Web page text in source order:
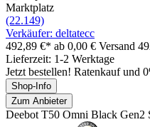
Marktplatz
(22.149)
Verkäufer: deltatecc
492,89 €* ab 0,00 € Versand
Lieferzeit: 1-2 Werktage
Jetzt bestellen! Ratenkauf und
Shop-Info
Zum Anbieter
Deebot T50 Omni Black Gen2